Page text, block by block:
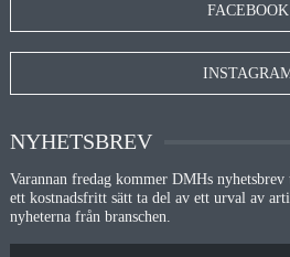
FACEBOOK
NYHETSBREV
Varannan fredag kommer DMHs
ett kostnadsfritt sätt ta del av ett urval av
nyheterna från branschen.